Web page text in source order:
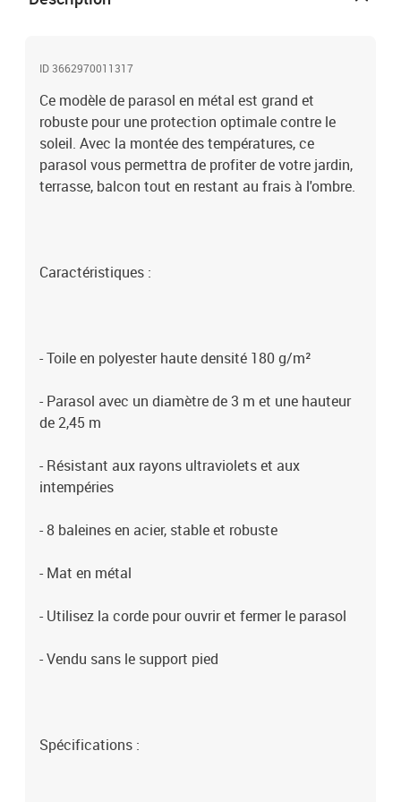
ID 3662970011317
Ce modèle de parasol en métal est grand et
robuste pour une protection optimale contre le
soleil. Avec la montée des températures, ce
parasol vous permettra de profiter de votre jardin,
terrasse, balcon tout en restant au frais à l'ombre.
Caractéristiques :
- Toile en polyester haute densité 180 g/m²
- Parasol avec un diamètre de 3 m et une hauteur
de 2,45 m
- Résistant aux rayons ultraviolets et aux
intempéries
- 8 baleines en acier, stable et robuste
- Mat en métal
- Utilisez la corde pour ouvrir et fermer le parasol
- Vendu sans le support pied
Spécifications :